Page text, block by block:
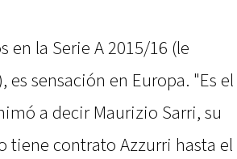
en la Serie A 2015/16 (le
sensación en Europa. "Es el
a decir Maurizio Sarri, su
tiene contrato Azzurri hasta el